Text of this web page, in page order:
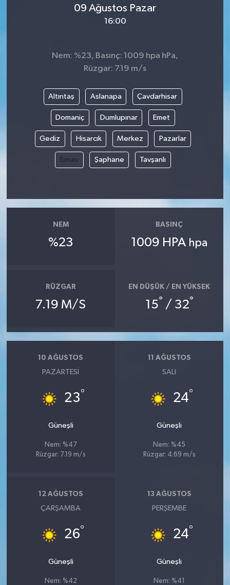
09 Ağustos Pazar
16:00
Nem: %23, Basınç: 1009 hpa hPa,
Rüzgar: 7.19 m/s
Altıntaş Aslanapa Çavdarhisar
Domaniç Dumlupınar Emet
Gediz Hisarcık Merkez Pazarlar
Simav Şaphane Tavşanlı
NEM
%23
BASINÇ
1009 HPA hpa
RÜZGAR
7.19 M/S
EN DÜŞÜK / EN YÜKSEK
15° / 32°
10 AĞUSTOS
PAZARTESI
23°
Güneşli
Nem: %47
Rüzgar: 7.19 m/s
11 AĞUSTOS
SALI
24°
Güneşli
Nem: %45
Rüzgar: 4.69 m/s
12 AĞUSTOS
ÇARŞAMBA
26°
Güneşli
Nem: %42
13 AĞUSTOS
PERŞEMBE
24°
Güneşli
Nem: %41
Bilim, Teknoloji